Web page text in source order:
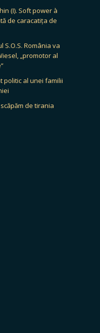
(I). Soft power à
de caracatița de
S.O.S. România va
„promotor al
politic al unei familii
scăpăm de tirania